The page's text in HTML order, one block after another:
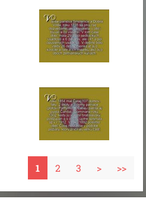
1 2 3 > >>